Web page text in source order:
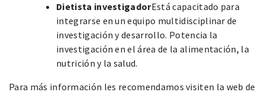
Dietista investigadorEstá capacitado para
integrarse en un equipo multidisciplinar de
investigación y desarrollo. Potencia la
investigación en el área de la alimentación, la
nutrición y la salud.
Para más información les recomendamos visiten la web de